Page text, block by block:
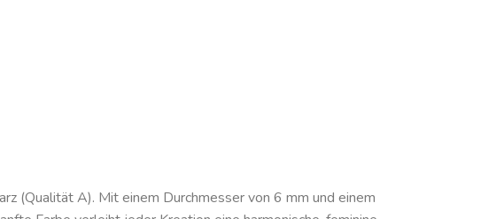
(Qualität A). Mit einem Durchmesser von 6 mm und einem